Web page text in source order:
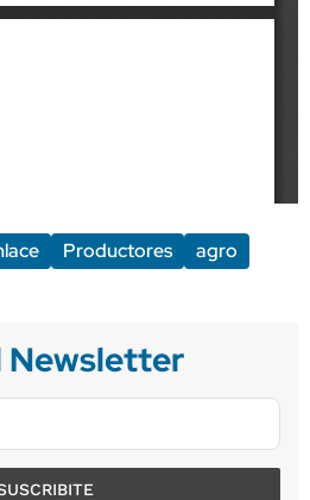
Productores
agro
Newsletter